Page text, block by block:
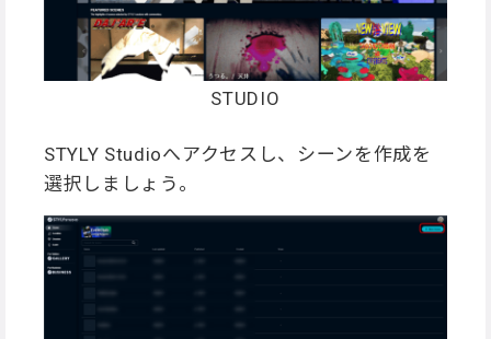
STUDIO
STYLY Studioへアクセスし、シーンを作成を
選択しましょう。